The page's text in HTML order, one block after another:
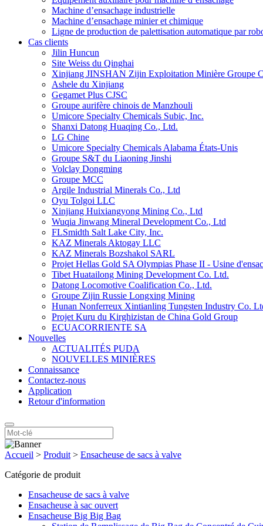
Machine d’ensachage industrielle
Machine d’ensachage minier et chimique
Ligne de production de palettisation automatique par
Cas clients
Jilin Huncun
Site Weiss du Qinghai
Xinjiang JINSHAN Zijin Exploitation Minière Groupe
Ashele du Xinjiang
Gegamet Plus CJSC
Groupe aurifère chinois de Manzhouli
Umicore Specialty Chemicals Subic, Inc.
Shanxi Datong Huaqing Co., Ltd.
LG Chine
Umicore Specialty Chemicals Alabama États-Unis
Groupe S&T du Liaoning Jinshi
Volclay Dongming
Groupe MCC
Argile Industrial Minerals Co., Ltd
Oyu Tolgoi LLC
Xinjiang Huixiangyong Mining Co., Ltd
Wuqia Jinwang Mineral Development Co., Ltd
FLSmidth Salt Lake City, Inc.
KAZ Minerals Aktogay LLC
KAZ Minerals Bozshakol SARL
Projet Hellas Gold SA Olympias Phase II - Usine
Tibet Huatailong Mining Development Co. Ltd.
Datong Locomotive Coalification Co., Ltd.
Groupe Zijin Russie Longxing Mining
Hunan Nonferreux Xintianling Tungsten Industry Co.
Projet Kuru du Kirghizistan de China Gold Group
ECUACORRIENTE SA
Nouvelles
ACTUALITÉS PUDA
NOUVELLES MINIÈRES
Connaissance
Contactez-nous
Application
Retour d'information
Accueil > Produit > Ensacheuse de sacs à valve
Catégorie de produit
Ensacheuse de sacs à valve
Ensacheuse à sac ouvert
Ensacheuse Big Big Bag